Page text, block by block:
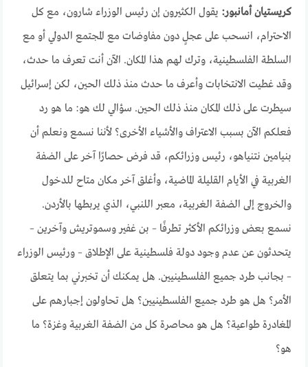
كريستيان أمانبور: يقول الكثيرون إن رئيس الوزراء شارون، مع كل
الاحترام، انسحب على عجلٍ دون مفاوضات مع المجتمع الدولي أو مع
السلطة الفلسطينية، وترك لهم هذا المكان. الآن أنت تعرف ما حدث،
وقد غطيت الانتخابات وأعرف ما حدث منذ ذلك الحين، لكن إسرائيل
سيطرت على ذلك المكان منذ ذلك الحين. سؤالي لك هو: ما هو رد
فعلكم الآن بسبب الاعتراف والأشياء الأخرى؟ لأننا نسمع ونعلم أن
بنيامين نتنياهو، رئيس وزرائكم، قد فرض حصارًا آخر على الضفة
الغربية في الأيام القليلة الماضية، وأغلق آخر مكان متاح للدخول
والخروج إلى الضفة الغربية، معبر اللنبي، الذي يربطها بالأردن.
نسمع بعض وزرائكم الأكثر تطرفًا – بن غفير وسموتريش وآخرين –
يتحدثون عن عدم وجود دولة فلسطينية على الإطلاق – ورئيس الوزراء
– بجانب طرد جميع الفلسطينيين. هل يمكنك أن تخبرني بما يتعلق
الأمر؟ هل هو طرد جميع الفلسطينيين؟ هل تحاولون إجبارهم على
المغادرة طواعية؟ هل هو محاصرة كل من الضفة الغربية وغزة؟ ما
هو؟